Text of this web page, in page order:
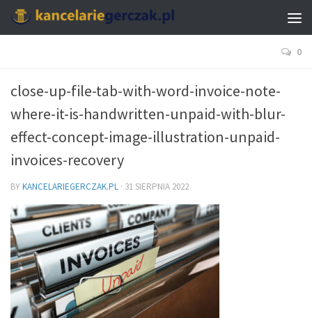
0
close-up-file-tab-with-word-invoice-note-
where-it-is-handwritten-unpaid-with-blur-
effect-concept-image-illustration-unpaid-
invoices-recovery
BYKANCELARIEGERCZAK.PL · 31 SIERPNIA 2022